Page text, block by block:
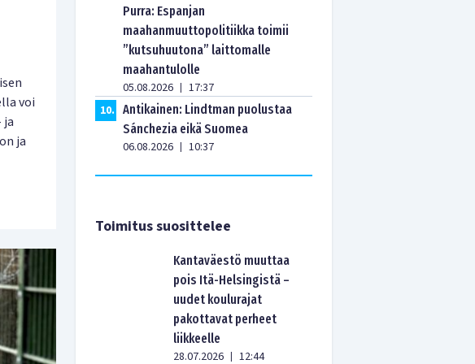
voi
ja
ja
Purra: Espanjan
maahanmuuttopolitiikka toimii
”kutsuhuutona” laittomalle
maahantulolle
05.08.2026 | 17:37
10. Antikainen: Lindtman puolustaa
Sánchezia eikä Suomea
06.08.2026 | 10:37
Toimitus suosittelee
Kantaväestö muuttaa
pois Itä-Helsingistä –
uudet koulurajat
pakottavat perheet
liikkeelle
28.07.2026 | 12:44